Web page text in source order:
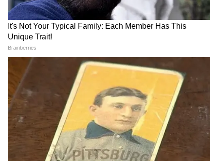
জ্ঞানীয়, সামাজিক ও মানসিক স্বাস্থ্যের
ফলাফলগুলিকে প্রভাবিত করে।
4
Image Credit : Our Own
শিশুর বিকাশে গুরুত্বপূর্ণ